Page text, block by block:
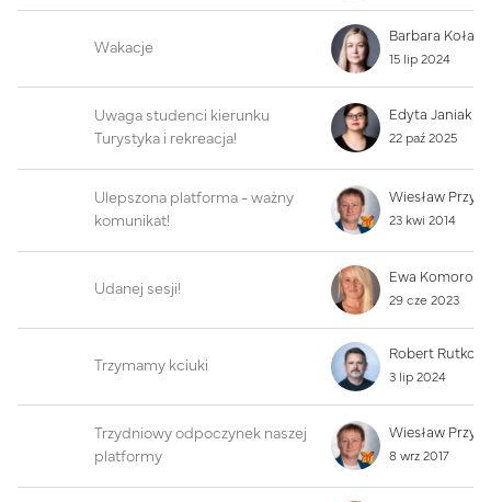
Wakacje
15 lip 2024
Uwaga studenci kierunku
Turystyka i rekreacja!
Edyta Janiak
22 paź 2025
Ulepszona platforma - ważny
komunikat!
Wiesław
23 kwi 2014
Udanej sesji!
29 cze 2023
Trzymamy kciuki
3 lip 2024
Trzydniowy odpoczynek naszej
platformy
Wiesław
8 wrz 2017